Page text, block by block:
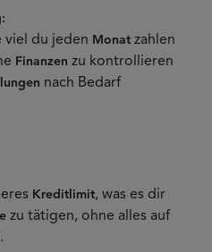
viel du jeden Monat zahlen
Finanzen zu kontrollieren
nach Bedarf
Kreditlimit, was es dir
zu tätigen, ohne alles auf